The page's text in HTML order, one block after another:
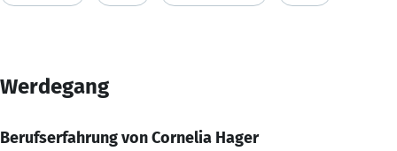
Werdegang
Berufserfahrung von Cornelia Hager